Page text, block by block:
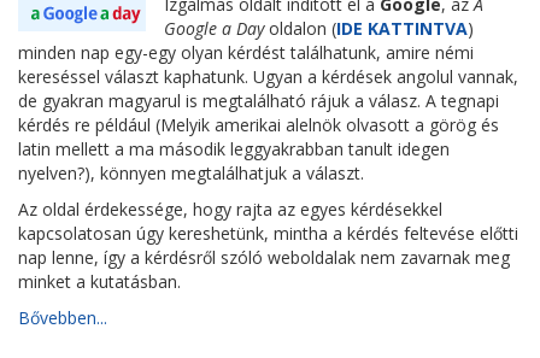
Google a Dayoldalon (IDE KATTINTVA)
minden nap egy-egy olyan kérdést találhatunk, amire némi
kereséssel választ kaphatunk. Ugyan a kérdések angolul vannak,
de gyakran magyarul is megtalálható rájuk a válasz. A tegnapi
kérdés re például (Melyik amerikai alelnök olvasott a görög és
latin mellett a ma második leggyakrabban tanult idegen
nyelven?), könnyen megtalálhatjuk a választ.
Az oldal érdekessége, hogy rajta az egyes kérdésekkel
kapcsolatosan úgy kereshetünk, mintha a kérdés feltevése előtti
nap lenne, így a kérdésről szóló weboldalak nem zavarnak meg
minket a kutatásban.
Bővebben...